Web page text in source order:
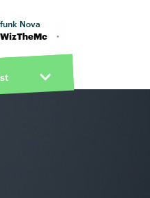
Nova
For You" von WizTheMc